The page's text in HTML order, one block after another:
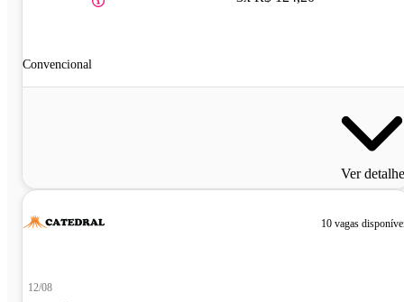
Convencional
Ver
10 vagas
12/08